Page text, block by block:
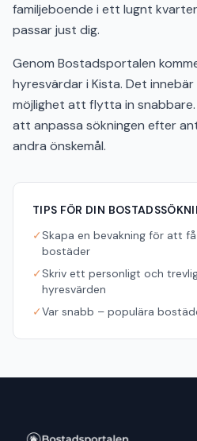
familjeboende i ett lugnt
passar just dig.
Genom Bostadsportalen
hyresvärdar i Kista. Det
möjlighet att flytta in
att anpassa sökningen efter
andra önskemål.
TIPS FÖR DIN
✓Skapa en bevakning för att
bostäder
✓Skriv ett personligt och
hyresvärden
✓Var snabb – populära